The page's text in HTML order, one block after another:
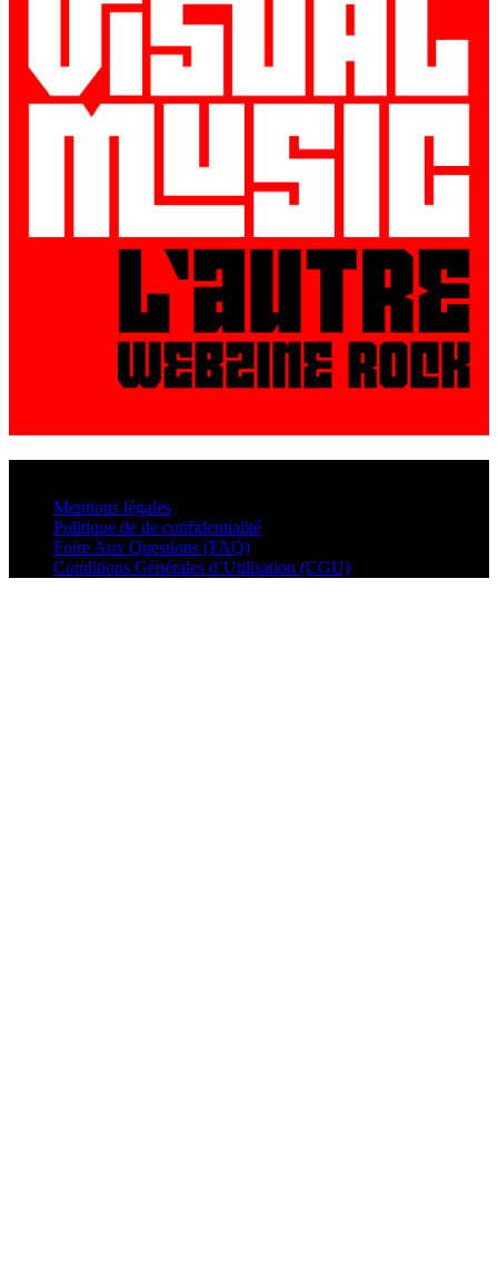
Mentions légales
Politique de de confidentialité
Foire Aux Questions (FAQ)
Conditions Générales d’Utilisation (CGU)